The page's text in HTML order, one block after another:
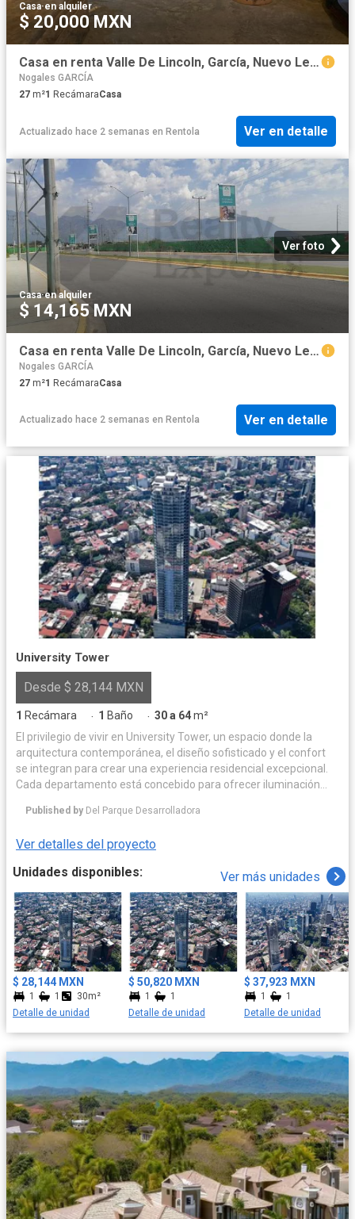
Casa·en alquiler
$ 20,000 MXN
Casa en renta Valle De Lincoln, García, Nuevo León
Nogales GARCÍA
27 m²1 RecámaraCasa
Actualizado hace 2 semanas en Rentola Ver en detalle
Ver foto
Casa·en alquiler
$ 14,165 MXN
Casa en renta Valle De Lincoln, García, Nuevo León
Nogales GARCÍA
27 m²1 RecámaraCasa
Actualizado hace 2 semanas en Rentola Ver en detalle
University Tower
Desde $ 28,144 MXN
1 Recámara · 1 Baño · 30 a 64m²
El privilegio de vivir en University Tower, un espacio donde la
arquitectura contemporánea, el diseño sofisticado y el confort
se integran para crear una experiencia residencial excepcional.
Cada departamento está concebido para ofrecer iluminación
perfecto entre elegancia y funcionalidad. Las amenidades han
con espacios que invitan al bienestar, la convivencia y la
productividad sin salir de casa. Cafetería, cocina de exhibición,
área coworking, sala lounge, gimnasio, alberca, vapor, spa, zona
canina. Vivir en University Tower significa disfrutar de privacidad,
seguridad y una comunidad selecta, en un entorno que redefine
el concepto de vida urbana moderna. Un lugar para vivir, es un
estilo de vida pensado para quienes buscan distinción,
comodidad y una experiencia residencial única. El diseño,
distribución, amueblado y dimensiones pueden variar según el
modelo y metraje del departamento.
Published by Del Parque Desarrolladora
Ver detalles del proyecto
Unidades disponibles:
Ver más unidades
$ 28,144 MXN
1 1
30m²
Detalle de unidad
$ 50,820 MXN
1
1
Detalle de unidad
$ 37,923 MXN
1
1
Detalle de unidad